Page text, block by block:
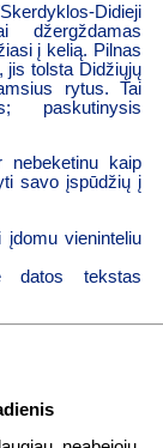
Didieji
džergždamas
į kelią. Pilnas
jis tolsta Didžiųjų
rytus. Tai
paskutinysis
nebeketinu kaip
savo įspūdžių į
įdomu vieninteliu
datos tekstas